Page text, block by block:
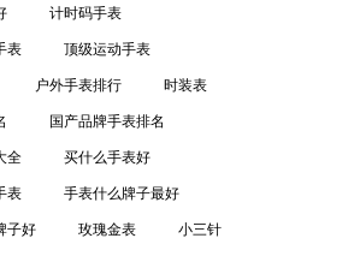
计时码手表
表 顶级运动手表
户外手表排行 时装表
国产品牌手表排名
全 买什么手表好
表 手表什么牌子最好
子好 玫瑰金表 小三针